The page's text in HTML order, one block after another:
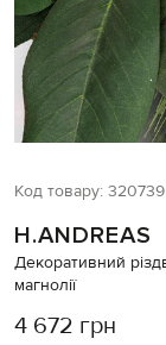
Код товару: 320739
H.ANDREAS
Декоративний
магнолії
4 672 грн